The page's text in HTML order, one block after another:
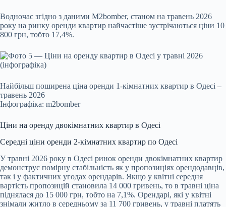
Водночас згідно з даними M2bomber, станом на травень 2026
року на ринку оренди квартир найчастіше зустрічаються ціни 10
800 грн, тобто 17,4%.
Найбільш поширена ціна оренди 1-кімнатних квартир в Одесі –
травень 2026
Інфографіка: m2bomber
Ціни на оренду двокімнатних квартир в Одесі
Середні ціни оренди 2-кімнатних квартир по Одесі
У травні 2026 року в Одесі ринок оренди двокімнатних квартир
демонструє помірну стабільність як у пропозиціях орендодавців,
так і у фактичних угодах орендарів. Якщо у квітні середня
вартість пропозицій становила 14 000 гривень, то в травні ціна
піднялася до 15 000 грн, тобто на 7,1%. Орендарі, які у квітні
знімали житло в середньому за 11 700 гривень, у травні платять